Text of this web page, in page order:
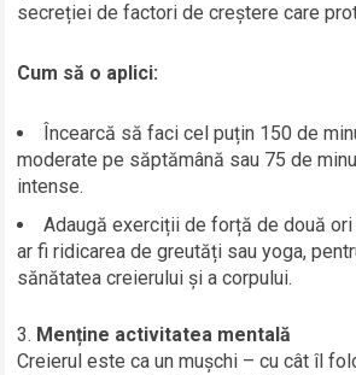
secreției de factori de creștere care
Cum să o aplici:
Încearcă să faci cel puțin 150 de
moderate pe săptămână sau 75 de
intense.
Adaugă exerciții de forță de două
ar fi ridicarea de greutăți sau yoga,
sănătatea creierului și a corpului.
Menține activitatea mentală
Creierul este ca un mușchi – cu cât îl